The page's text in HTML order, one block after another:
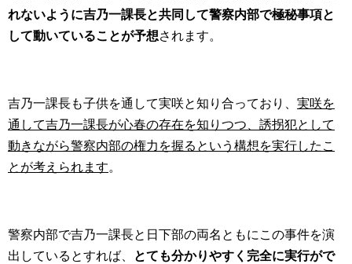
れないように吉乃一課長と共同して警察内部で極秘事項と
して動いていることが予想されます。
吉乃一課長も子供を通して実咲と知り合っており、 実咲を
通して吉乃一課長が心春の存在を知りつつ、誘拐犯として
動きながら警察内部の権力を握るという構想を実行したこ
とが考えられます。
警察内部で吉乃一課長と日下部の両名ともにこの事件を演
出しているとすれば、
とても分かりやすく完全に実行がで